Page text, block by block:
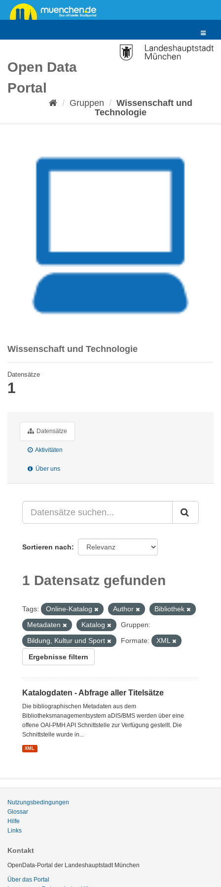
Überspringen
zum
Toggle
Open Data
Portal
Gruppen
Wissenschaft und
Technologie
Wissenschaft und Technologie
Datensätze
1
Datensätze
Aktivitäten
Über uns
Sortieren nach
1 Datensatz gefunden
Tags: Online-Katalog Author
Bibliothek
Metadaten
Katalog
Gruppen:
Bildung, Kultur und Sport
Formate: XML
Ergebnisse filtern
Katalogdaten - Abfrage aller Titelsätze
Die bibliographischen Metadaten aus dem
Bibliotheksmanagementsystem aDIS/BMS werden über eine
offene OAI-PMH API Schnittstelle zur Verfügung gestellt. Die
Schnittstelle wurde in...
XML
Nutzungsbedingungen
Glossar
Hilfe
Links
Kontakt
OpenData-Portal der Landeshauptstadt München
Über das Portal